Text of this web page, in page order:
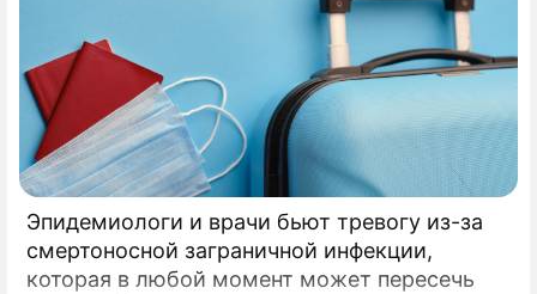
Эпидемиологи и врачи бьют тревогу из-за
смертоносной заграничной инфекции,
которая в любой момент может пересечь